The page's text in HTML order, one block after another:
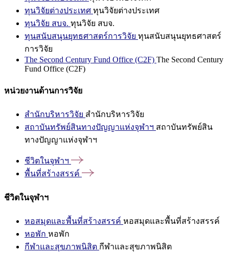
ทุนวิจัยต่างประเทศ ทุนวิจัยต่างประเทศ
ทุนวิจัย สบจ. ทุนวิจัย สบจ.
ทุนสนับสนุนยุทธศาสตร์การวิจัย ทุนสนับสนุนยุทธศาสตร์
การวิจัย
The Second Century Fund Office (C2F) The Second Century
Fund Office (C2F)
หน่วยงานด้านการวิจัย
สำนักบริหารวิจัย สำนักบริหารวิจัย
สถาบันทรัพย์สินทางปัญญาแห่งจุฬาฯ สถาบันทรัพย์สิน
ทางปัญญาแห่งจุฬาฯ
ชีวิตในจุฬาฯ
พื้นที่สร้างสรรค์
ชีวิตในจุฬาฯ
หอสมุดและพื้นที่สร้างสรรค์ หอสมุดและพื้นที่สร้างสรรค์
หอพัก หอพัก
กีฬาและสุขภาพนิสิต กีฬาและสุขภาพนิสิต